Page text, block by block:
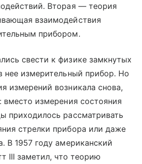
Вторая — теория
взаимодействия
прибором.
свести к физике замкнутых
нее измерительный прибор. Но
измерений возникала снова,
вместо измерения состояния
приходилось рассматривать
стрелки прибора или даже
В 1957 году американский
III заметил, что теорию